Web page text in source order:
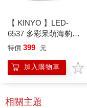
【 KINYO 】LED-
6537 多彩呆萌海豹氣
氛燈
特價 399 元
加入購物車
相關主題